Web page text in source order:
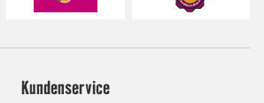
Kundenservice